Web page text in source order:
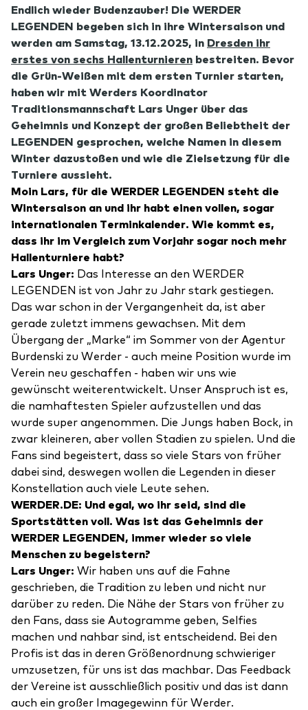
Endlich wieder Budenzauber! Die WERDER
LEGENDEN begeben sich in ihre Wintersaison und
werden am Samstag, 13.12.2025, in Dresden ihr
erstes von sechs Hallenturnieren bestreiten. Bevor
die Grün-Weißen mit dem ersten Turnier starten,
haben wir mit Werders Koordinator
Traditionsmannschaft Lars Unger über das
Geheimnis und Konzept der großen Beliebtheit der
LEGENDEN gesprochen, welche Namen in diesem
Winter dazustoßen und wie die Zielsetzung für die
Turniere aussieht.
Moin Lars, für die WERDER LEGENDEN steht die
Wintersaison an und ihr habt einen vollen, sogar
internationalen Terminkalender. Wie kommt es,
dass ihr im Vergleich zum Vorjahr sogar noch mehr
Hallenturniere habt?
Lars Unger: Das Interesse an den WERDER
LEGENDEN ist von Jahr zu Jahr stark gestiegen.
Das war schon in der Vergangenheit da, ist aber
gerade zuletzt immens gewachsen. Mit dem
Übergang der „Marke“ im Sommer von der Agentur
Burdenski zu Werder - auch meine Position wurde im
Verein neu geschaffen - haben wir uns wie
gewünscht weiterentwickelt. Unser Anspruch ist es,
die namhaftesten Spieler aufzustellen und das
wurde super angenommen. Die Jungs haben Bock, in
zwar kleineren, aber vollen Stadien zu spielen. Und die
Fans sind begeistert, dass so viele Stars von früher
dabei sind, deswegen wollen die Legenden in dieser
Konstellation auch viele Leute sehen.
WERDER.DE: Und egal, wo ihr seid, sind die
Sportstätten voll. Was ist das Geheimnis der
WERDER LEGENDEN, immer wieder so viele
Menschen zu begeistern?
Lars Unger: Wir haben uns auf die Fahne
geschrieben, die Tradition zu leben und nicht nur
darüber zu reden. Die Nähe der Stars von früher zu
den Fans, dass sie Autogramme geben, Selfies
machen und nahbar sind, ist entscheidend. Bei den
Profis ist das in deren Größenordnung schwieriger
umzusetzen, für uns ist das machbar. Das Feedback
der Vereine ist ausschließlich positiv und das ist dann
auch ein großer Imagegewinn für Werder.